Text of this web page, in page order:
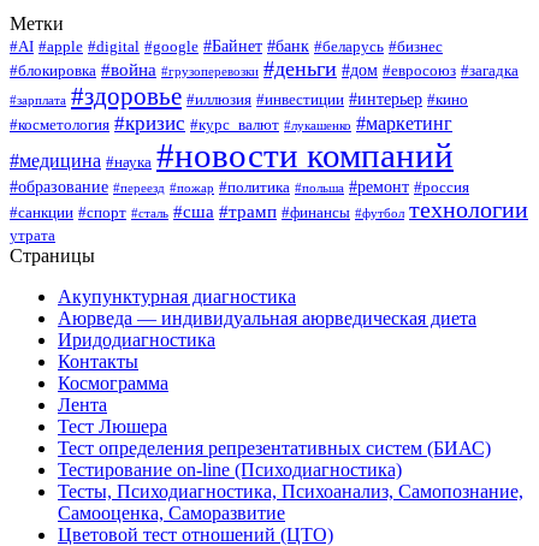
Метки
#AI #apple #digital #google #Байнет #банк #беларусь #бизнес
#блокировка #война #грузоперевозки #деньги #дом #евросоюз #загадка
#зарплата #здоровье #иллюзия #инвестиции #интерьер #кино
#косметология #кризис #курс_валют #лукашенко #маркетинг
#медицина #наука #новости компаний
#образование #переезд #пожар #политика #польша #ремонт #россия
#санкции #спорт #сталь #сша #трамп #финансы #футбол технологии
утрата
Страницы
Акупунктурная диагностика
Аюрведа — индивидуальная аюрведическая диета
Иридодиагностика
Контакты
Космограмма
Лента
Тест Люшера
Тест определения репрезентативных систем (БИАС)
Тестирование on-line (Психодиагностика)
Тесты, Психодиагностика, Психоанализ, Самопознание,
Самооценка, Саморазвитие
Цветовой тест отношений (ЦТО)